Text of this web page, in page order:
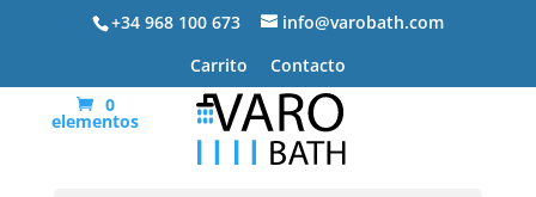
+34 968 100 673
info@varobath.com
Carrito
Contacto
0
elementos